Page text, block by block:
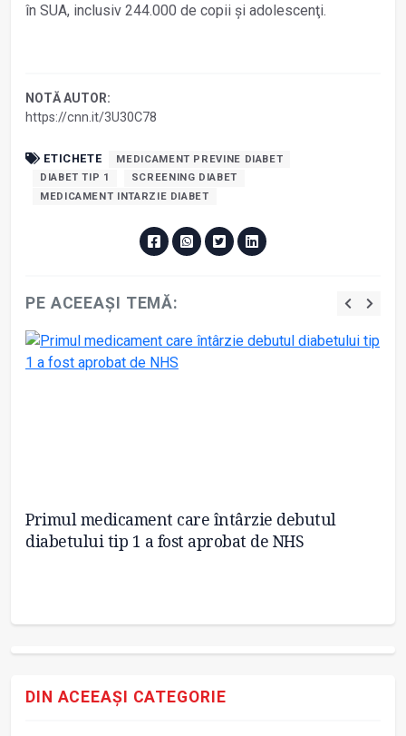
în SUA, inclusiv 244.000 de copii și adolescenţi.
NOTĂ AUTOR:
https://cnn.it/3U30C78
ETICHETE
MEDICAMENT PREVINE DIABET
DIABET TIP 1
SCREENING DIABET
MEDICAMENT INTARZIE DIABET
PE ACEEAȘI TEMĂ:
Primul medicament care întârzie debutul
diabetului tip 1 a fost aprobat de NHS
DIN ACEEAȘI CATEGORIE